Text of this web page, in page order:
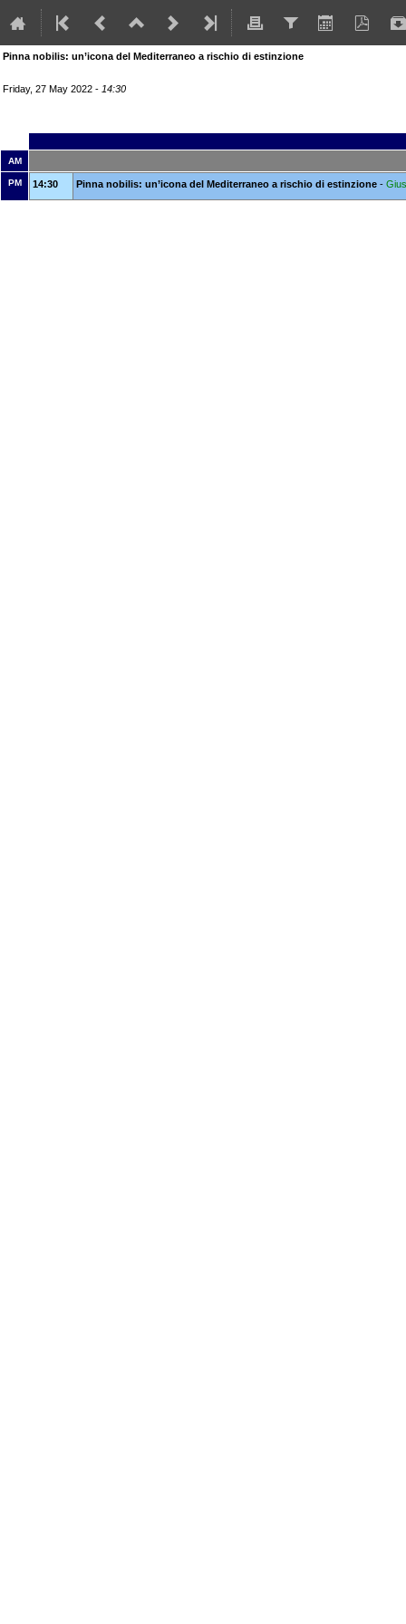
Pinna nobilis: un’icona del Mediterraneo a rischio di estinzione
Friday, 27 May 2022 - 14:30
AM
PM 14:30 Pinna nobilis: un’icona del Mediterraneo a rischio di estinzione -